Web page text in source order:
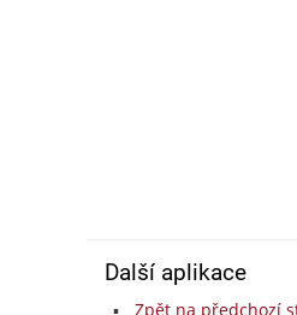
Další aplikace
Zpět na předchozí